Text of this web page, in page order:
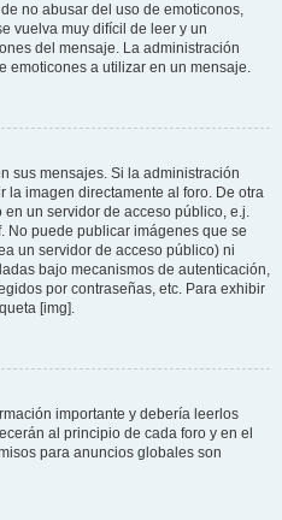
no abusar del uso de emoticonos,
vuelva muy difícil de leer y un
del mensaje. La administración
emoticones a utilizar en un mensaje.
sus mensajes. Si la administración
la imagen directamente al foro. De otra
un servidor de acceso público, e.j.
No puede publicar imágenes que se
un servidor de acceso público) ni
bajo mecanismos de autenticación,
por contraseñas, etc. Para exhibir
[img].
importante y debería leerlos
al principio de cada foro y en el
para anuncios globales son